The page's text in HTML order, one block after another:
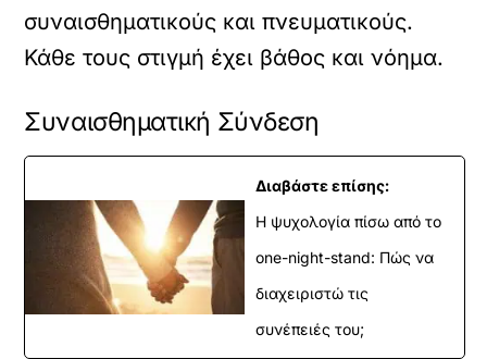
συναισθηματικούς και πνευματικούς.
Κάθε τους στιγμή έχει βάθος και νόημα.
Συναισθηματική Σύνδεση
Διαβάστε επίσης:
Η ψυχολογία πίσω από το
one-night-stand: Πώς να
διαχειριστώ τις
συνέπειές του;